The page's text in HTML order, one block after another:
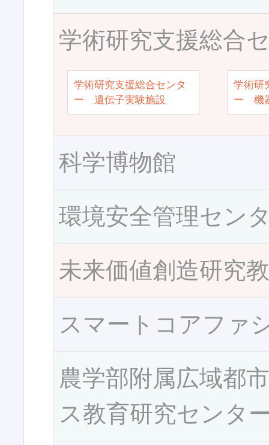
学術研究支援総合
学術研究支援総合センタ
ー 遺伝子実験施設
学術研
ー 機
科学博物館
環境安全管理セン
未来価値創造研究
スマートコアファ
農学部附属広域都
ス教育研究センタ